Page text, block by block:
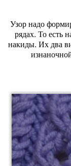
Узор надо
рядах. То есть
накиды. Их два